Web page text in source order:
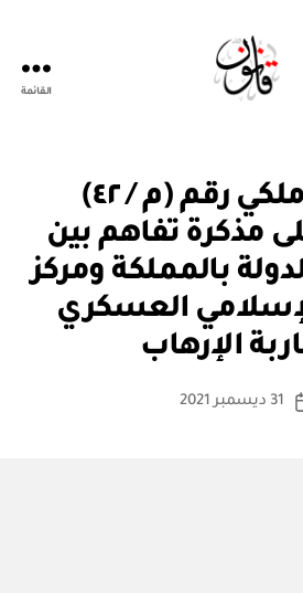
القائمة
مرسوم ملكي رقم (م / ٤٢)
مذكرة تفاهم بين
بالمملكة ومركز
العسكري
الإرهاب
كاتب
بو
س
ة
31 ديسمبر 2021